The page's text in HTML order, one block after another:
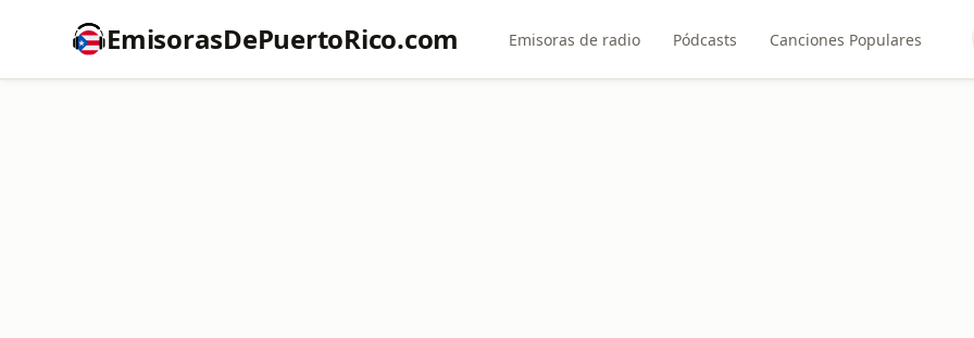
EmisorasDePuertoRico.com Emisoras de radio Pódcasts Canciones Populares